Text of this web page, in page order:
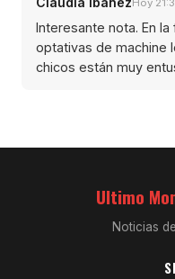
Hoy
Interesante nota. En
optativas de machine
chicos están muy
Ultimo
Noticias